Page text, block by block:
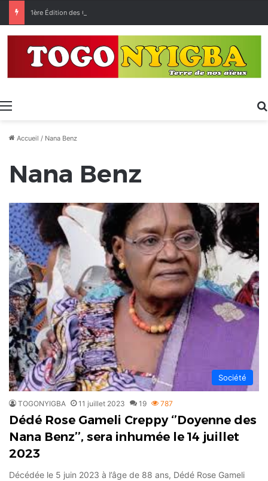
Menu
Accueil / Nana Benz
Nana Benz
Société
TOGONYIGBA 11 juillet 2023 19 787
Dédé Rose Gameli Creppy ‘’Doyenne des
Nana Benz’’, sera inhumée le 14 juillet
2023
Décédée le 5 juin 2023 à l’âge de 88 ans, Dédé Rose Gameli